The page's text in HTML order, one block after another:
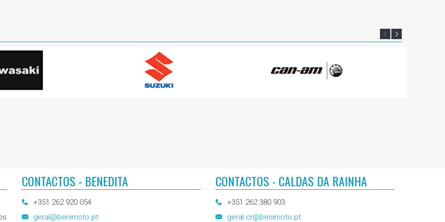
CONTACTOS - BENEDITA
+351 262 920 054
geral@benimoto.pt
CONTACTOS - CALDAS DA RAINHA
+351 262 380 903
geral.cr@benimoto.pt